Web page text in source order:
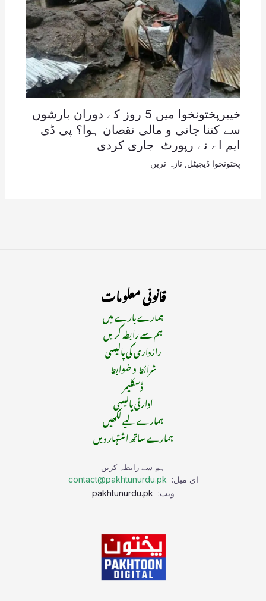
خیبرپختونخوا میں 5 روز کے دوران بارشوں
سے کتنا جانی و مالی نقصان ہوا؟ پی ڈی
ایم اے نے رپورٹ جاری کردی
پختونخوا ڈیجیٹل تازہ ترین
قانونی معلومات
ہمارے بارے میں
ہم سے رابطہ کریں
رازداری کی پالیسی
شرائط و ضوابط
ڈسکلیمر
ادارتی پالیسی
ہمارے لیے لکھیں
ہمارے ساتھ اشتہار دیں
ہم سے رابطہ کریں
ای میل: contact@pakhtunurdu.pk
ویب: